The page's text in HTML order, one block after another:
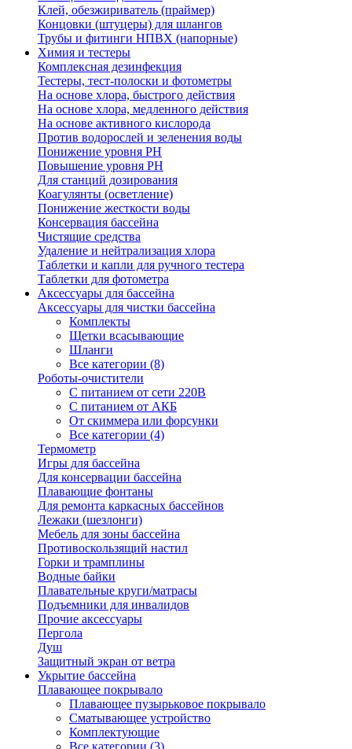
Клей, обезжириватель (праймер)
Концовки (штуцеры) для шлангов
Трубы и фитинги НПВХ (напорные)
Химия и тестеры
Комплексная дезинфекция
Тестеры, тест-полоски и фотометры
На основе хлора, быстрого действия
На основе хлора, медленного действия
На основе активного кислорода
Против водорослей и зеленения воды
Понижение уровня РН
Повышение уровня РН
Для станций дозирования
Коагулянты (осветление)
Понижение жесткости воды
Консервация бассейна
Чистящие средства
Удаление и нейтрализация хлора
Таблетки и капли для ручного тестера
Таблетки для фотометра
Аксессуары для бассейна
Аксессуары для чистки бассейна
Комплекты
Щетки всасывающие
Шланги
Все категории (8)
Роботы-очистители
С питанием от сети 220В
С питанием от АКБ
От скиммера или форсунки
Все категории (4)
Термометр
Игры для бассейна
Для консервации бассейна
Плавающие фонтаны
Для ремонта каркасных бассейнов
Лежаки (шезлонги)
Мебель для зоны бассейна
Противоскользящий настил
Горки и трамплины
Водные байки
Плавательные круги/матрасы
Подъемники для инвалидов
Прочие аксессуары
Пергола
Душ
Защитный экран от ветра
Укрытие бассейна
Плавающее покрывало
Плавающее пузырьковое покрывало
Сматывающее устройство
Комплектующие
Все категории (3)